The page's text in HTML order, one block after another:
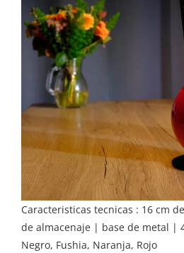
Caracteristicas tecnicas : 16 cm
de almacenaje | base de metal |
Negro, Fushia, Naranja, Rojo